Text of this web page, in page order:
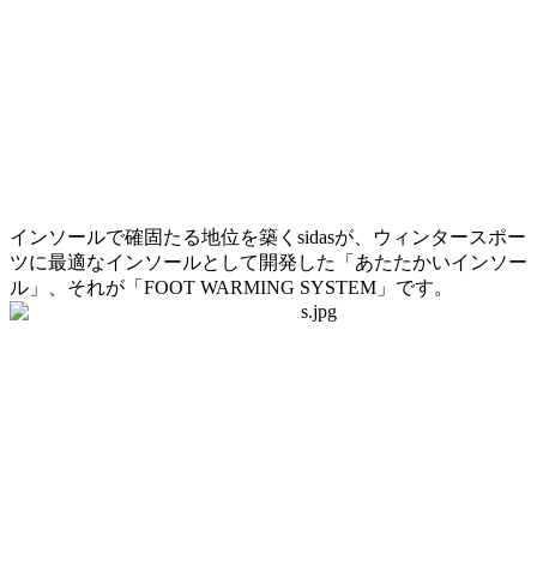
インソールで確固たる地位を築くsidasが、ウィンタースポー
ツに最適なインソールとして開発した「あたたかいインソー
ル」、それが「FOOT WARMING SYSTEM」です。